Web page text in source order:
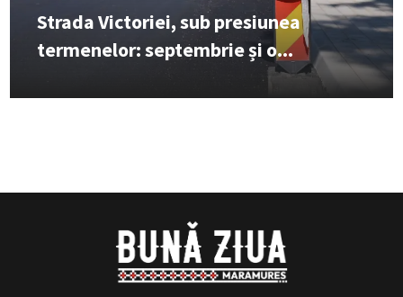
Strada Victoriei, sub presiunea
termenelor: septembrie și o...